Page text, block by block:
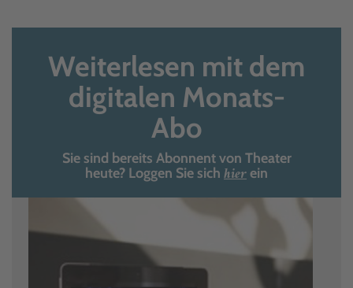
Weiterlesen mit dem
digitalen Monats-
Abo
Sie sind bereits Abonnent von Theater
heute? Loggen Sie sich hierein